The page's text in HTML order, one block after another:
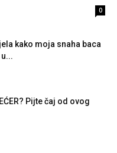
0
kako moja snaha baca
Pijte čaj od ovog